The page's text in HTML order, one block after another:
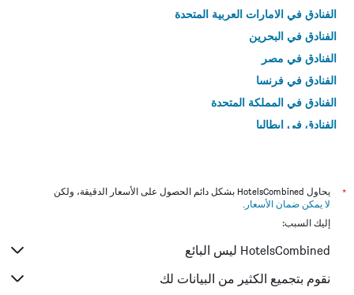
الفنادق في الامارات العربية المتحدة
الفنادق في البحرين
الفنادق في مصر
الفنادق في فرنسا
الفنادق في المملكة المتحدة
الفنادق في إيطاليا
*
يحاول HotelsCombined بشكل دائم الحصول على الأسعار الدقيقة، ولكن
لا يمكن ضمان الأسعار .
إليك السبب:
HotelsCombined ليس البائع
نقوم بتجميع الكثير من البيانات لك